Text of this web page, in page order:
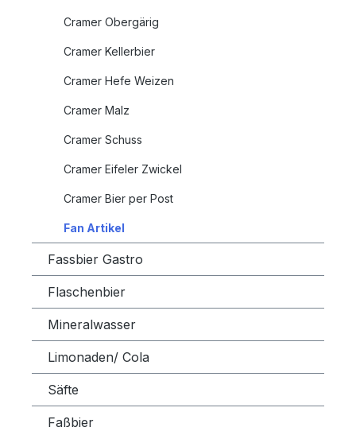
Cramer Obergärig
Cramer Kellerbier
Cramer Hefe Weizen
Cramer Malz
Cramer Schuss
Cramer Eifeler Zwickel
Cramer Bier per Post
Fan Artikel
Fassbier Gastro
Flaschenbier
Mineralwasser
Limonaden/ Cola
Säfte
Faßbier